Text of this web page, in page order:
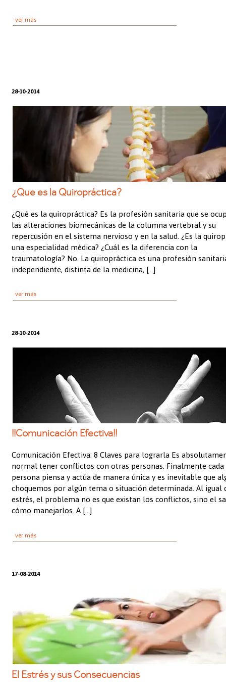
ver más
28-10-2014
¿Que es la Quiropráctica?
¿Qué es la quiropráctica? Es la profesión sanitaria que se
las alteraciones biomecánicas de la columna vertebral y su
repercusión en el sistema nervioso y en la salud. ¿Es la
una especialidad médica? ¿Cuál es la diferencia con la
traumatología? No. La quiropráctica es una profesión
independiente, distinta de la medicina, […]
ver más
28-10-2014
!!Comunicación Efectiva!!
Comunicación Efectiva: 8 Claves para lograrla Es
normal tener conflictos con otras personas. Finalmente cada
persona piensa y actúa de manera única y es inevitable que
choquemos por algún tema o situación determinada. Al igual
estrés, el problema no es que existan los conflictos, sino el
cómo manejarlos. A […]
ver más
17-08-2014
El Estrés y sus Consecuencias